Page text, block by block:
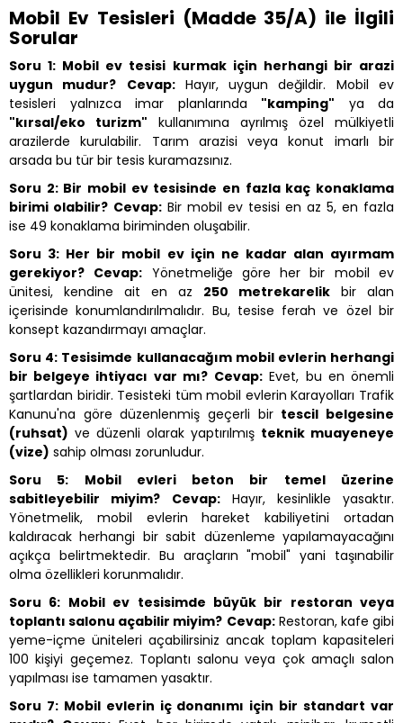
Mobil Ev Tesisleri (Madde 35/A) ile İlgili
Sorular
Soru 1: Mobil ev tesisi kurmak için herhangi bir arazi
uygun mudur?
Cevap:Hayır, uygun değildir. Mobil ev
tesisleri yalnızca imar planlarında "kamping" ya da
"kırsal/eko turizm" kullanımına ayrılmış özel mülkiyetli
arazilerde kurulabilir. Tarım arazisi veya konut imarlı bir
arsada bu tür bir tesis kuramazsınız.
Soru 2: Bir mobil ev tesisinde en fazla kaç konaklama
birimi olabilir? Cevap: Bir mobil ev tesisi en az 5, en fazla
ise 49 konaklama biriminden oluşabilir.
Soru 3: Her bir mobil ev için ne kadar alan ayırmam
gerekiyor? Cevap: Yönetmeliğe göre her bir mobil ev
ünitesi, kendine ait en az 250 metrekarelik bir alan
içerisinde konumlandırılmalıdır. Bu, tesise ferah ve özel bir
konsept kazandırmayı amaçlar.
Soru 4: Tesisimde kullanacağım mobil evlerin herhangi
bir belgeye ihtiyacı var mı? Cevap: Evet, bu en önemli
şartlardan biridir. Tesisteki tüm mobil evlerin Karayolları Trafik
Kanunu'na göre düzenlenmiş geçerli bir tescil belgesine
(ruhsat) ve düzenli olarak yaptırılmış teknik muayeneye
(vize) sahip olması zorunludur.
Soru 5: Mobil evleri beton bir temel üzerine
sabitleyebilir miyim?
Cevap: Hayır, kesinlikle yasaktır.
Yönetmelik, mobil evlerin hareket kabiliyetini ortadan
kaldıracak herhangi bir sabit düzenleme yapılamayacağını
açıkça belirtmektedir. Bu araçların "mobil" yani taşınabilir
olma özellikleri korunmalıdır.
Soru 6: Mobil ev tesisimde büyük bir restoran veya
toplantı salonu açabilir miyim? Cevap:Restoran, kafe gibi
yeme-içme üniteleri açabilirsiniz ancak toplam kapasiteleri
100 kişiyi geçemez. Toplantı salonu veya çok amaçlı salon
yapılması ise tamamen yasaktır.
Soru 7: Mobil evlerin iç donanımı için bir standart var